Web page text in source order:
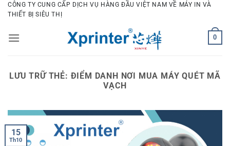
Bỏ
qua
dung
CÔNG TY CUNG CẤP DỊCH VỤ HÀNG ĐẦU VIỆT NAM VỀ MÁY IN VÀ
THIẾT BỊ SIÊU THỊ
0
LƯU TRỮ THẺ: ĐIỂM DANH NƠI MUA MÁY QUÉT MÃ
VẠCH
15
Th10